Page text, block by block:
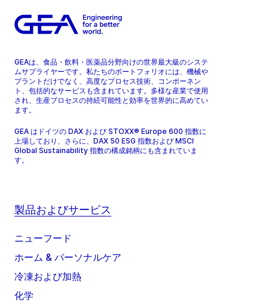
GEAは、食品・飲料・医薬品分野向けの世界最大級のシステ
ムサプライヤーです。私たちのポートフォリオには、機械や
プラントだけでなく、高度なプロセス技術、コンポーネン
ト、包括的なサービスも含まれています。多様な産業で使用
され、生産プロセスの持続可能性と効率を世界的に高めてい
ます。
GEA はドイツの DAX および STOXX® Europe 600 指数に
上場しており、さらに、DAX 50 ESG 指数および MSCI
Global Sustainability 指数の構成銘柄にも含まれていま
す。
製品およびサービス
ニューフード
ホーム & パーソナルケア
冷凍および加熱
化学